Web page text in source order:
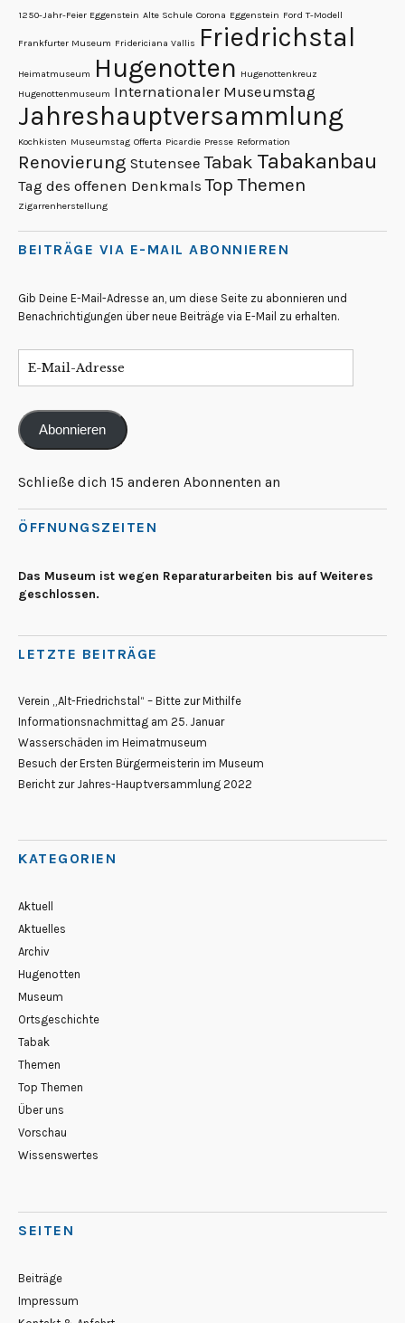
1250-Jahr-Feier Eggenstein Alte Schule Corona Eggenstein Ford T-Modell
Frankfurter Museum Fridericiana Vallis Friedrichstal
Heimatmuseum Hugenotten Hugenottenkreuz
Hugenottenmuseum Internationaler Museumstag
Jahreshauptversammlung
Kochkisten Museumstag Offerta Picardie Presse Reformation
Renovierung Stutensee Tabak Tabakanbau
Tag des offenen Denkmals Top Themen
Zigarrenherstellung
BEITRÄGE VIA E-MAIL ABONNIEREN
Gib Deine E-Mail-Adresse an, um diese Seite zu abonnieren und
Benachrichtigungen über neue Beiträge via E-Mail zu erhalten.
Abonnieren
Schließe dich 15 anderen Abonnenten an
ÖFFNUNGSZEITEN
Das Museum ist wegen Reparaturarbeiten bis auf Weiteres
geschlossen.
LETZTE BEITRÄGE
Verein „Alt-Friedrichstal“ – Bitte zur Mithilfe
Informationsnachmittag am 25. Januar
Wasserschäden im Heimatmuseum
Besuch der Ersten Bürgermeisterin im Museum
Bericht zur Jahres-Hauptversammlung 2022
KATEGORIEN
Aktuell
Aktuelles
Archiv
Hugenotten
Museum
Ortsgeschichte
Tabak
Themen
Top Themen
Über uns
Vorschau
Wissenswertes
SEITEN
Beiträge
Impressum